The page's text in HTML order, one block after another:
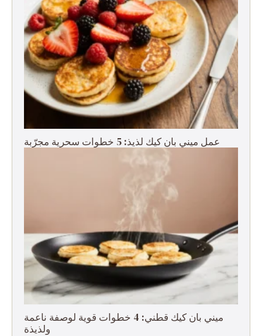
عمل ميني بان كيك لذيذ: 5 خطوات سحرية مجرّبة
ميني بان كيك قطني: 4 خطوات قوية لوصفة ناعمة
ولذيذة